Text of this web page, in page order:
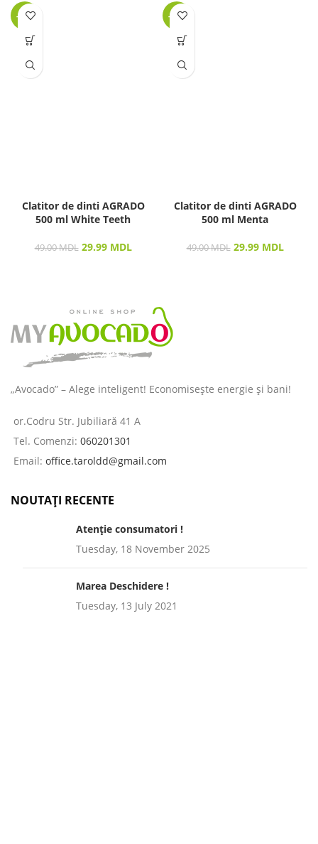
-39%
Clatitor de dinti AGRADO
500 ml White Teeth
49.00MDL 29.99 MDL
-39%
Clatitor de dinti AGRADO
500 ml Menta
49.00MDL 29.99 MDL
„Avocado” – Alege inteligent! Economisește energie și bani!
or.Codru Str. Jubiliară 41 A
Tel. Comenzi: 060201301
Email: office.taroldd@gmail.com
NOUTAȚI RECENTE
Atenție consumatori !
Tuesday, 18 November 2025
Marea Deschidere !
Tuesday, 13 July 2021